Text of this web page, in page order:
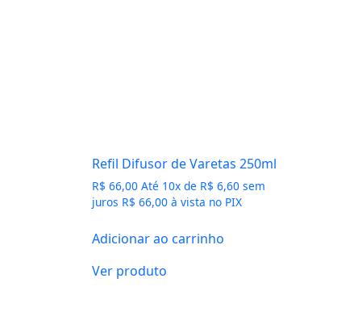
Refil Difusor de Varetas 250ml
R$ 66,00 Até 10x de R$ 6,60 sem
juros R$ 66,00 à vista no PIX
Adicionar ao carrinho
Ver produto